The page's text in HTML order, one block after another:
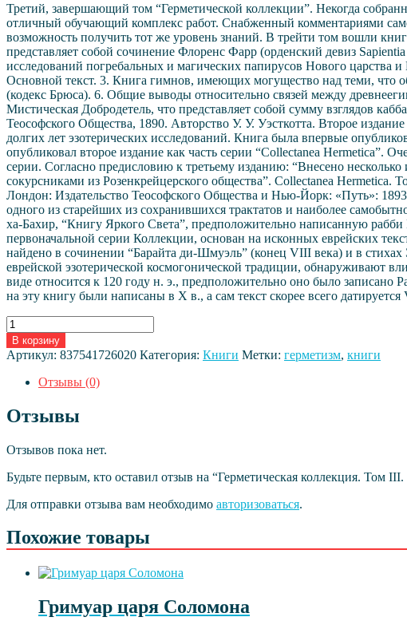
Третий, завершающий том “Герметической коллекции”. Некогда
отличный обучающий комплекс работ. Снабженный комментариями
возможность получить тот же уровень знаний. В трейти том вошли
представляет собой сочинение Флоренс Фарр (орденский девиз
исследований погребальных и магических папирусов Нового царства
Основной текст. 3. Книга гимнов, имеющих могущество над теми, что
(кодекс Брюса). 6. Общие выводы относительно связей между
Мистическая Добродетель, что представляет собой сумму взглядов
Теософского Общества, 1890. Авторство У. У. Уэсткотта. Второе
долгих лет эзотерических исследований. Книга была впервые
опубликовал второе издание как часть серии “Collectanea Hermetica”.
серии. Согласно предисловию к третьему изданию: “Внесено
сокурсниками из Розенкрейцерского общества”. Collectanea
Лондон: Издательство Теософского Общества и Нью-Йорк: «Путь»:
одного из старейших из сохранившихся трактатов и наиболее
ха-Бахир, “Книгу Яркого Света”, предположительно написанную
первоначальной серии Коллекции, основан на исконных еврейских
найдено в сочинении “Барайта ди-Шмуэль” (конец VIII века) и в
еврейской эзотерической космогонической традиции, обнаруживают
виде относится к 120 году н. э., предположительно оно было
на эту книгу были написаны в X в., а сам текст скорее всего
Количество
товара
Герметическая
коллекция.
Том
Книги
8-
В корзину
Артикул: 837541726020 Категория: Книги Метки: герметизм, книги
Отзывы (0)
Отзывы
Отзывов пока нет.
Будьте первым, кто оставил отзыв на “Герметическая коллекция. Том
Для отправки отзыва вам необходимо авторизоваться.
Похожие товары
Гримуар царя Соломона